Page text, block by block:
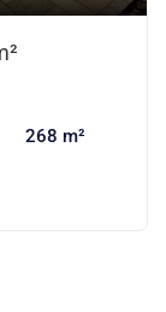
268 m²